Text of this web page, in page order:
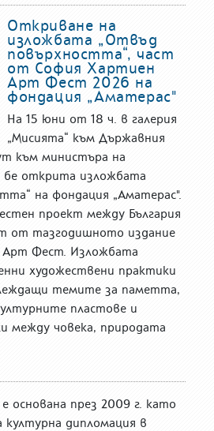
Откриване на
изложбата „Отвъд
повърхността“, част
от София Хартиен
Арт Фест 2026 на
фондация „Аматерас"
На 15 юни от 18 ч. в галерия
„Мисията“ към Държавния
към министъра на
открита изложбата
на фондация „Аматерас".
проект между България
от тазгодишното издание
Арт Фест. Изложбата
художествени практики
темите за паметта,
пластове и
между човека, природата
е основана през 2009 г. като
културна дипломация в